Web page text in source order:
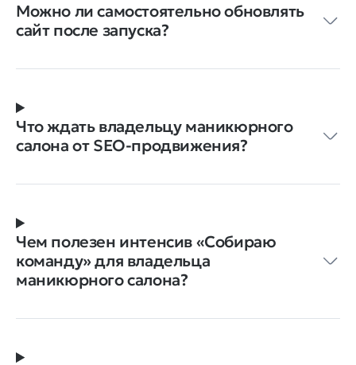
Можно ли самостоятельно обновлять
сайт после запуска?
Что ждать владельцу маникюрного
салона от SEO-продвижения?
Чем полезен интенсив «Собираю
команду» для владельца
маникюрного салона?